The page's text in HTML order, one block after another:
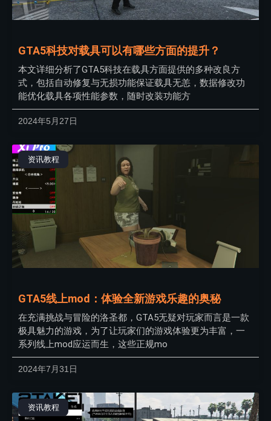
GTA5科技对载具可以有哪些方面的提升？
本文详细分析了GTA5科技在载具方面提供的多种改良方
式，包括自动修复与无损功能保证载具无恙，数据修改功
能优化载具各项性能参数，随时改装功能方
2024年5月27日
资讯教程
GTA5线上mod：体验全新游戏乐趣的奥秘
在充满挑战与冒险的洛圣都，GTA5无疑对玩家而言是一款
极具魅力的游戏，为了让玩家们的游戏体验更为丰富，一
系列线上mod应运而生，这些正规mo
2024年7月31日
资讯教程